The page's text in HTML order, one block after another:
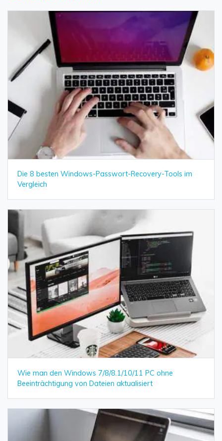
Die 8 besten Windows-Passwort-Recovery-Tools im
Vergleich
Wie man den Windows 7/8/8.1/10/11 PC ohne
Beeinträchtigung von Dateien aktualisiert